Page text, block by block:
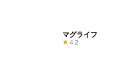
マグライフ
4.2